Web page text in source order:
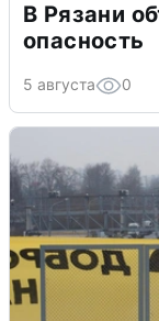
В Рязани
опасность
5 августа 0